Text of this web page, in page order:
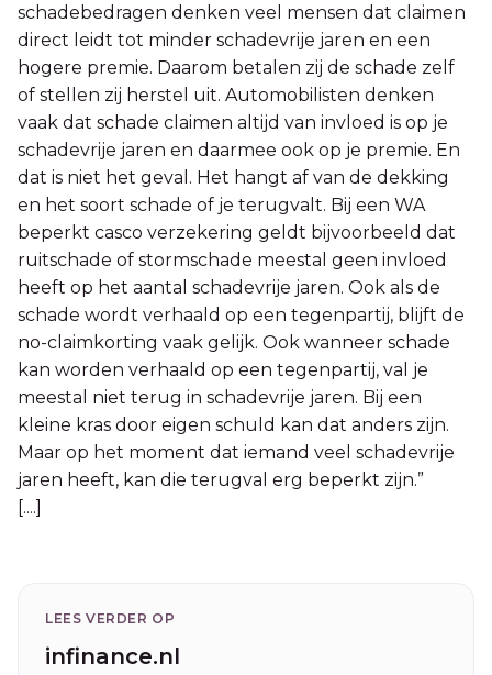
schadebedragen denken veel mensen dat claimen
direct leidt tot minder schadevrije jaren en een
hogere premie. Daarom betalen zij de schade zelf
of stellen zij herstel uit. Automobilisten denken
vaak dat schade claimen altijd van invloed is op je
schadevrije jaren en daarmee ook op je premie. En
dat is niet het geval. Het hangt af van de dekking
en het soort schade of je terugvalt. Bij een WA
beperkt casco verzekering geldt bijvoorbeeld dat
ruitschade of stormschade meestal geen invloed
heeft op het aantal schadevrije jaren. Ook als de
schade wordt verhaald op een tegenpartij, blijft de
no-claimkorting vaak gelijk. Ook wanneer schade
kan worden verhaald op een tegenpartij, val je
meestal niet terug in schadevrije jaren. Bij een
kleine kras door eigen schuld kan dat anders zijn.
Maar op het moment dat iemand veel schadevrije
jaren heeft, kan die terugval erg beperkt zijn.”
[....]
LEES VERDER OP
infinance.nl